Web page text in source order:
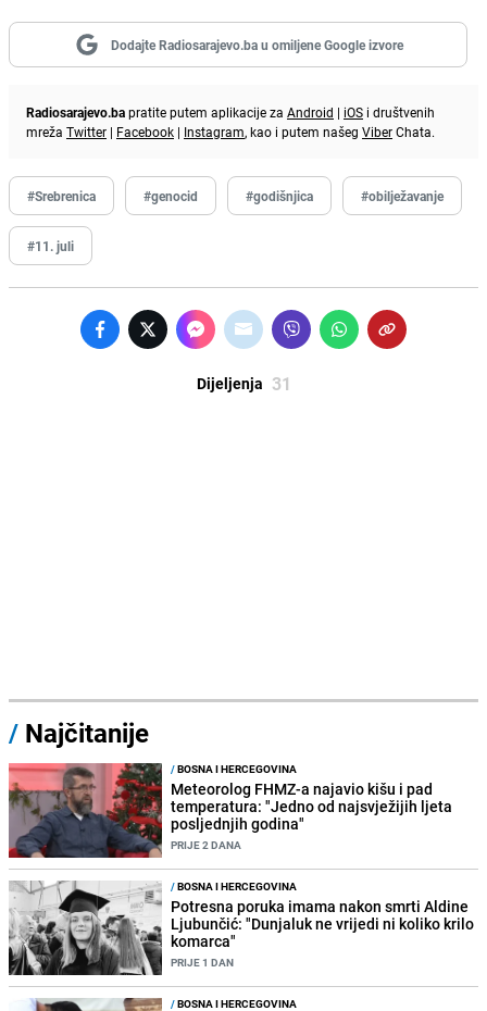
Dodajte Radiosarajevo.ba u omiljene Google izvore
Radiosarajevo.bapratite putem aplikacije za Android | iOS i društvenih
mreža Twitter | Facebook | Instagram, kao i putem našeg ViberChata.
#Srebrenica #genocid #godišnjica #obilježavanje
#11. juli
Dijeljenja 31
/ Najčitanije
/BOSNA I HERCEGOVINA
Meteorolog FHMZ-a najavio kišu i pad
temperatura: "Jedno od najsvježijih ljeta
posljednjih godina"
PRIJE 2 DANA
/BOSNA I HERCEGOVINA
Potresna poruka imama nakon smrti Aldine
Ljubunčić: "Dunjaluk ne vrijedi ni koliko krilo
komarca"
PRIJE 1 DAN
/BOSNA I HERCEGOVINA